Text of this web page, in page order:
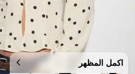
اكمل المظهر